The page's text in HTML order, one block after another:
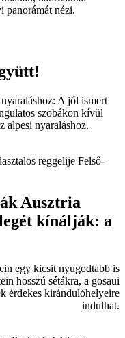
A jól ismert
szobákon kívül
alpesi nyaraláshoz.
Ausztria
kínálják: a
egy kicsit nyugodtabb is
hosszú sétákra, a gosaui
érdekes kirándulóhelyeire
indulhat.